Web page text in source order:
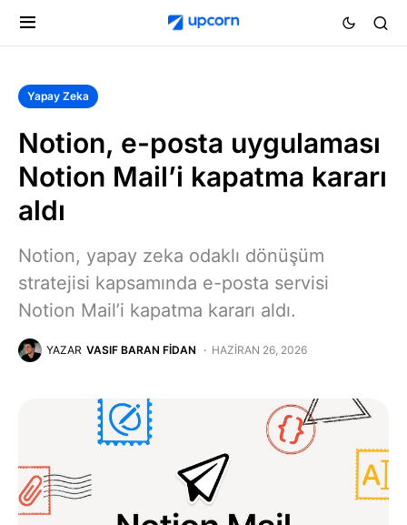
Yapay Zeka
Notion, e-posta uygulaması
Notion Mail’i kapatma kararı
aldı
Notion, yapay zeka odaklı dönüşüm
stratejisi kapsamında e-posta servisi
Notion Mail’i kapatma kararı aldı.
YAZAR VASIF BARAN FIDAN HAZIRAN 26, 2026